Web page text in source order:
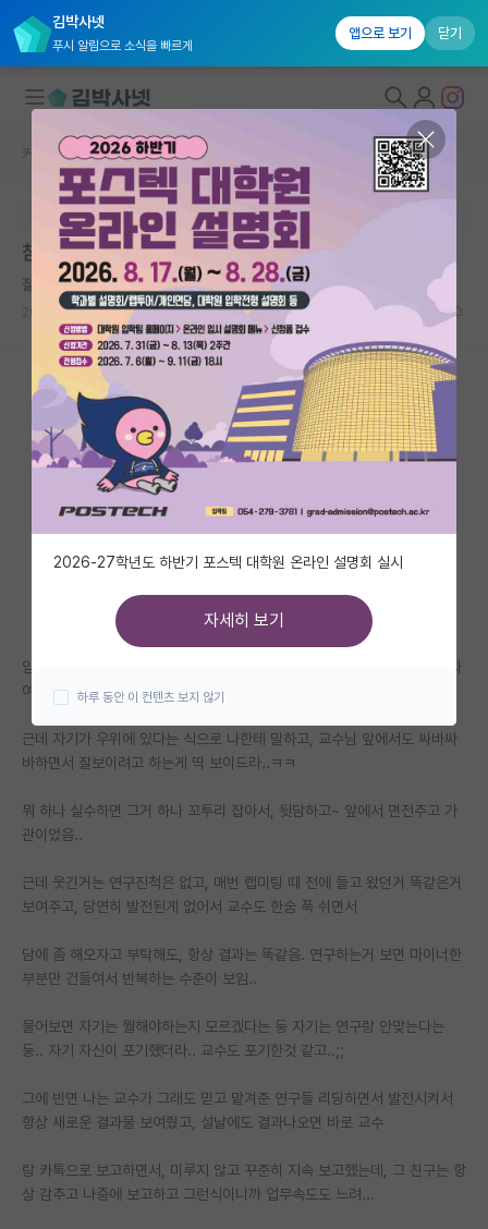
김박사넷
푸시 알림으로 소식을 빠르게
앱으로 보기 닫기
대학원생 모집
국내대학원 정보
연구실&오픈랩
커뮤니티
커뮤니티 홈
전체글보기
베스트 게시판
IF 명예의전당
자유 게시판(아무개랩)
미국 유학 게시판
미국 대학원 합격 후기 게시판
대학원 합격 후기 게시판
연구실(PI) 홍보 게시판
임용 정보 게시판
학부 인턴 게시판
임용 후기 게시판
인문사회 계열 게시판
특수/전문대학원 게시판
장학금/장학생 게시판
커뮤니티 홈 자유 게시판(아무개랩)
본문이 수정되지 않는 박제글입니다.
참 뭐 같은 동기 ㅎㅎ
젊은 마키아벨리
2023.01.28 34 6518
입학 같이하고 프로젝트나 연구는 따로따로 진행했는데, 행정적인 부분이나
여러 기타 잡일 등등 마찰이 잦았음.
근데 자기가 우위에 있다는 식으로 나한테 말하고, 교수님 앞에서도 싸바싸
바하면서 잘보이려고 하는게 딱 보이드라..ㅋㅋ
뭐 하나 실수하면 그거 하나 꼬투리 잡아서, 뒷담하고~ 앞에서 면전주고 가
관이었음..
근데 웃긴거는 연구진척은 없고, 매번 랩미팅 때 전에 들고 왔던거 똑같은거
보여주고, 당연히 발전된게 없어서 교수도 한숨 푹 쉬면서
담에 좀 해오자고 부탁해도, 항상 결과는 똑같음. 연구하는거 보면 마이너한
부분만 건들여서 반복하는 수준이 보임..
물어보면 자기는 뭘해야하는지 모르겠다는 둥 자기는 연구랑 안맞는다는
둥.. 자기 자신이 포기했더라.. 교수도 포기한것 같고..;;
그에 반면 나는 교수가 그래도 믿고 맡겨준 연구들 리딩하면서 발전시켜서
항상 새로운 결과물 보여줬고, 설날에도 결과나오면 바로 교수
랑 카톡으로 보고하면서, 미루지 않고 꾸준히 지속 보고했는데, 그 친구는 항
상 감추고 나중에 보고하고 그런식이니까 업무속도도 느려...
2026-27학년도 하반기 포스텍 대학원 온라인 설명회 실시
자세히 보기
하루 동안 이 컨텐츠 보지 않기